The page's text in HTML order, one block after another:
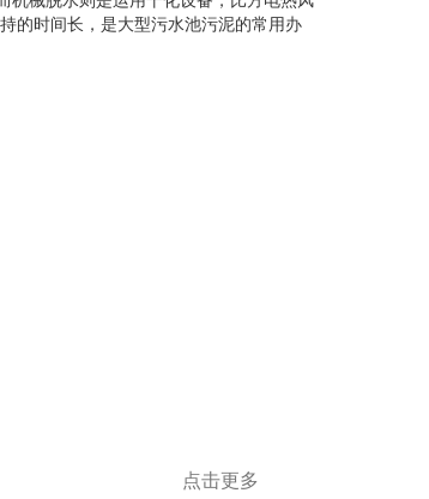
的时间长，是大型污水池污泥的常用办
点击更多